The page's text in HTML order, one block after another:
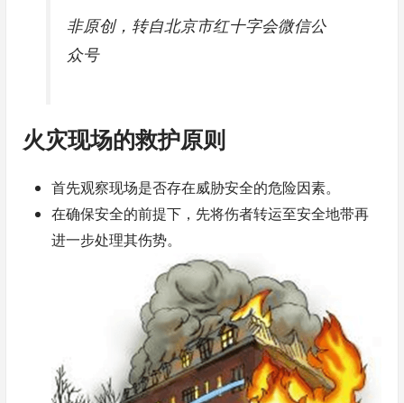
非原创，转自北京市红十字会微信公
众号
火灾现场的救护原则
首先观察现场是否存在威胁安全的危险因素。
在确保安全的前提下，先将伤者转运至安全地带再
进一步处理其伤势。